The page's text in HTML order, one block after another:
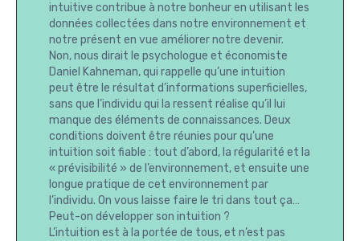
intuitive contribue à notre bonheur en utilisant les
données collectées dans notre environnement et
notre présent en vue améliorer notre devenir.
Non, nous dirait le psychologue et économiste
Daniel Kahneman, qui rappelle qu’une intuition
peut être le résultat d’informations superficielles,
sans que l’individu qui la ressent réalise qu’il lui
manque des éléments de connaissances. Deux
conditions doivent être réunies pour qu’une
intuition soit fiable : tout d’abord, la régularité et la
« prévisibilité » de l’environnement, et ensuite une
longue pratique de cet environnement par
l’individu. On vous laisse faire le tri dans tout ça…
Peut-on développer son intuition ?
L’intuition est à la portée de tous, et n’est pas